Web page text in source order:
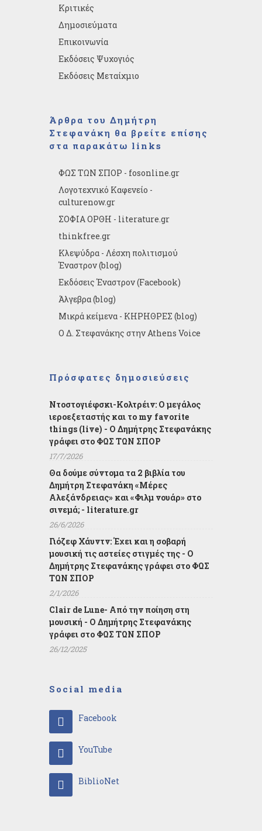
Κριτικές
Δημοσιεύματα
Επικοινωνία
Εκδόσεις Ψυχογιός
Εκδόσεις Μεταίχμιο
Άρθρα του Δημήτρη
Στεφανάκη θα βρείτε επίσης
στα παρακάτω links
ΦΩΣ ΤΩΝ ΣΠΟΡ - fosonline.gr
Λογοτεχνικό Καφενείο -
culturenow.gr
ΣΟΦΙΑ ΟΡΘΗ - literature.gr
thinkfree.gr
Κλεψύδρα - Λέσχη πολιτισμού
Έναστρον (blog)
Εκδόσεις Έναστρον (Facebook)
Άλγεβρα (blog)
Μικρά κείμενα - ΚΗΡΗΘΡΕΣ (blog)
Ο Δ. Στεφανάκης στην Athens Voice
Πρόσφατες δημοσιεύσεις
Ντοστογιέφσκι-Κολτρέιν: Ο μεγάλος
ιεροεξεταστής και το my favorite
things (live) - Ο Δημήτρης Στεφανάκης
γράφει στο ΦΩΣ ΤΩΝ ΣΠΟΡ
17/7/2026
Θα δούμε σύντομα τα 2 βιβλία του
Δημήτρη Στεφανάκη «Μέρες
Αλεξάνδρειας» και «Φιλμ νουάρ» στο
σινεμά; - literature.gr
26/6/2026
Γιόζεφ Χάυντν: Έχει και η σοβαρή
μουσική τις αστείες στιγμές της - Ο
Δημήτρης Στεφανάκης γράφει στο ΦΩΣ
ΤΩΝ ΣΠΟΡ
2/1/2026
Clair de Lune- Από την ποίηση στη
μουσική - Ο Δημήτρης Στεφανάκης
γράφει στο ΦΩΣ ΤΩΝ ΣΠΟΡ
26/12/2025
Social media
Facebook
YouTube
BiblioNet